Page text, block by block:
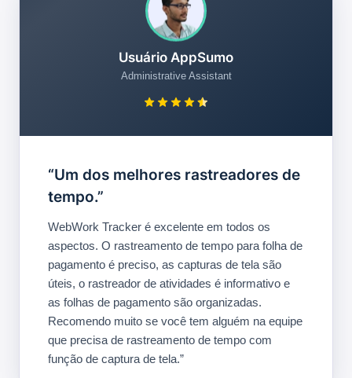
Usuário AppSumo
Administrative Assistant
“Um dos melhores rastreadores de
tempo.”
WebWork Tracker é excelente em todos os
aspectos. O rastreamento de tempo para folha de
pagamento é preciso, as capturas de tela são
úteis, o rastreador de atividades é informativo e
as folhas de pagamento são organizadas.
Recomendo muito se você tem alguém na equipe
que precisa de rastreamento de tempo com
função de captura de tela.”